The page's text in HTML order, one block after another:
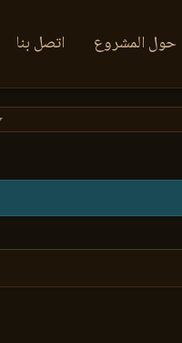
حول المشروع اتصل بنا